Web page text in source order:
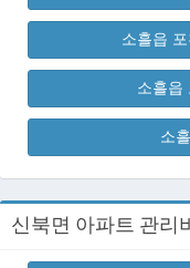
소흘읍
소흘읍
소
신북면 아파트 관리